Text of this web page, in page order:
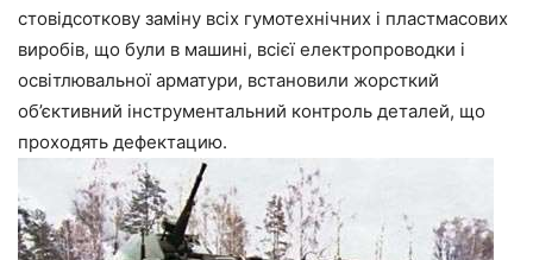
стовідсоткову заміну всіх гумотехнічних і пластмасових
виробів, що були в машині, всієї електропроводки і
освітлювальної арматури, встановили жорсткий
об’єктивний інструментальний контроль деталей, що
проходять дефектацию.